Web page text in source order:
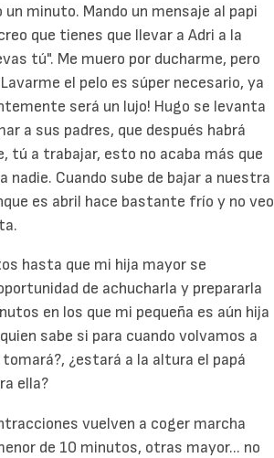
minuto. Mando un mensaje al papi
que tienes que llevar a Adri a la
tú". Me muero por ducharme, pero
el pelo es súper necesario, ya
será un lujo! Hugo se levanta
a sus padres, que después habrá
tú a trabajar, esto no acaba más que
nadie. Cuando sube de bajar a nuestra
es abril hace bastante frío y no veo
hasta que mi hija mayor se
de achucharla y prepararla
en los que mi pequeña es aún hija
sabe si para cuando volvamos a
¿estará a la altura el papá
ella?
vuelven a coger marcha
de 10 minutos, otras mayor... no